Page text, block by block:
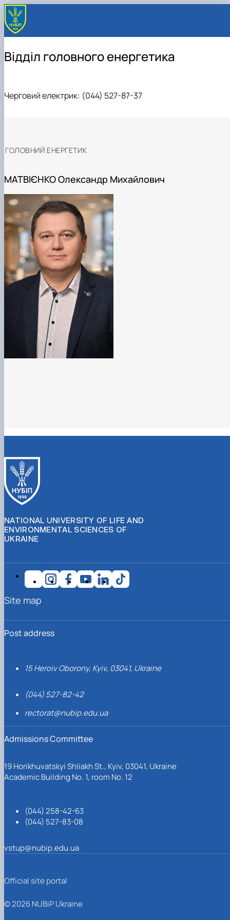
Відділ головного енергетика
Черговий електрик: (044) 527-87-37
ГОЛОВНИЙ ЕНЕРГЕТИК
МАТВІЄНКО Олександр Михайлович
NATIONAL UNIVERSITY OF LIFE AND
ENVIRONMENTAL SCIENCES OF
UKRAINE
Post address
15 Heroiv Oborony, Kyiv, 03041, Ukraine
(044) 527-82-42
rectorat@nubip.edu.ua
Admissions Committee
19 Horikhuvatskyi Shliakh St., Kyiv, 03041, Ukraine
Academic Building No. 1, room No. 12
(044) 258-42-63
(044) 527-83-08
vstup@nubip.edu.ua
Site map
Official site portal
© 2026 NUBiP Ukraine